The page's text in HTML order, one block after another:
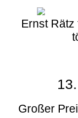
Ernst
Großer